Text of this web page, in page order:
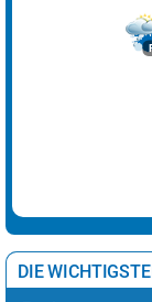
DIE